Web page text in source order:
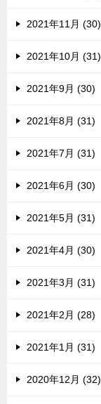
2021年11月 (30)
2021年10月 (31)
2021年9月 (30)
2021年8月 (31)
2021年7月 (31)
2021年6月 (30)
2021年5月 (31)
2021年4月 (30)
2021年3月 (31)
2021年2月 (28)
2021年1月 (31)
2020年12月 (32)